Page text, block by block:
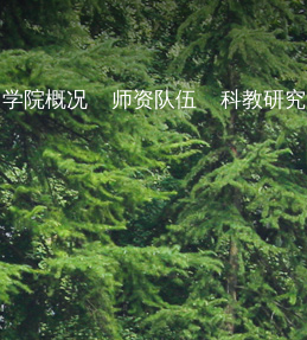
学院概况 师资队伍 科教研究